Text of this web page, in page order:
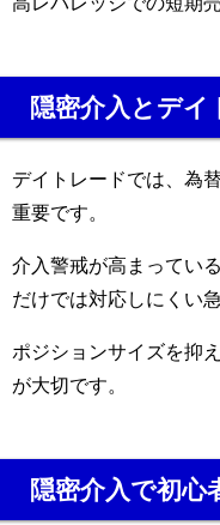
隠密介入とデ
デイトレードでは、為
重要です。
介入警戒が高まってい
だけでは対応しにくい
ポジションサイズを抑
が大切です。
隠密介入で初心